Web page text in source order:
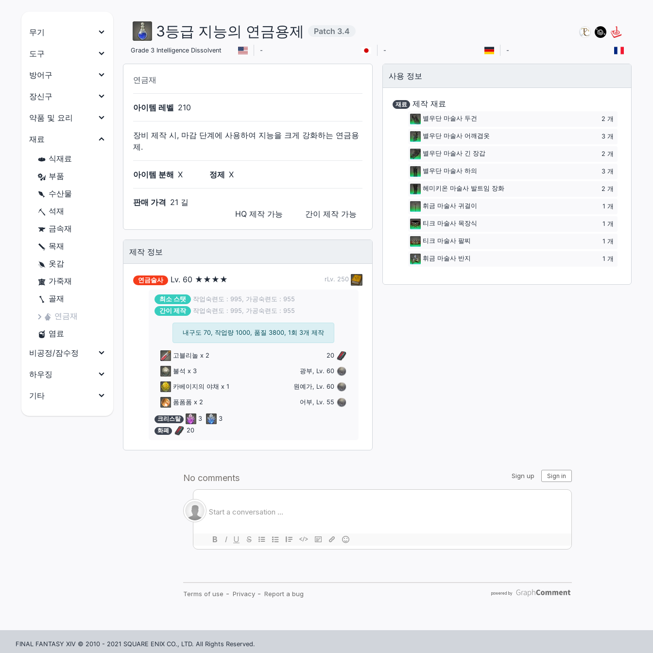
무기
백마도사
점성술사
현자
몽크
용기사
닌자
사무라이
리퍼
음유시인
기공사
무도가
흑마도사
소환사
도구
목수
재봉사
연금술사
요리사
광부
원예가
어부
방어구
머리 방어구
발 방어구
허리 방어구
장신구
목걸이
약품 및 요리
요리
재료
식재료
부품
수산물
석재
금속재
목재
옷감
가죽재
골재
연금재
염료
비공정/잠수정
비공정(선체)
하우징
기타
전체
화폐
3등급 지능의 연금용제 Patch 3.4
Grade 3 Intelligence Dissolvent - - -
연금재
아이템 레벨 210
장비 제작 시, 마감 단계에 사용하여 지능을 크게 강화하는 연금용
제.
아이템 분해 X 정제 X
판매 가격 21 길
간이 제작 가능
HQ 제작 가능
제작 정보
연금술사 Lv. 60 ★★★★ rLv. 250
최소 스탯
작업숙련도 : 995, 가공숙련도 : 955
간이 제작
작업숙련도 : 995, 가공숙련도 : 955
내구도 70, 작업량 1000, 품질 3800, 1회 3개 제작
고블리놀 x 2 20
불석 x 3 광부, Lv. 60
카베이지의 야채 x 1 원예가, Lv. 60
폼폼폼 x 2 어부, Lv. 55
크리스탈 3
3
화폐
20
사용 정보
재료 제작 재료
별우단 마술사 두건 2 개
별우단 마술사 어깨겹옷 3개
별우단 마술사 긴 장갑 2 개
별우단 마술사 하의 3개
헤미키온 마술사 발트임 장화 2 개
휘금 마술사 귀걸이 1 개
티크 마술사 목장식 1 개
티크 마술사 팔찌 1 개
휘금 마술사 반지 1 개
FINAL FANTASY XIV © 2010 - 2021 SQUARE ENIX CO., LTD. All Rights Reserved.